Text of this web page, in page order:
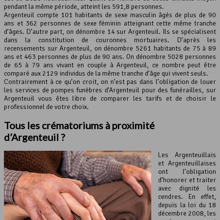
Leaflet, ©OpenStreetMapcontributeurs
pendant la même période, atteint les 591,8 personnes.
Argenteuil compte 101 habitants de sexe masculin âgés de plus de 90
ans et 362 personnes de sexe féminin atteignant cette même tranche
d’âges. D’autre part, on dénombre 14 sur Argenteuil. Ils se spécialisent
dans la constitution de couronnes mortuaires. D’après les
recensements sur Argenteuil, on dénombre 5261 habitants de 75 à 89
ans et 463 personnes de plus de 90 ans. On dénombre 5028 personnes
de 65 à 79 ans vivant en couple à Argenteuil, ce nombre peut être
comparé aux 2129 individus de la même tranche d’âge qui vivent seuls.
Contrairement à ce qu’on croit, on n’est pas dans l’obligation de louer
les services de pompes funèbres d’Argenteuil pour des funérailles, sur
Argenteuil vous êtes libre de comparer les tarifs et de choisir le
professionnel de votre choix.
Tous les crématoriums à proximité
d’Argenteuil ?
Les Argenteuillais
et Argenteuillaises
ont l’obligation
d’honorer et traiter
avec dignité les
cendres. En effet,
depuis la loi du 18
décembre 2008, les